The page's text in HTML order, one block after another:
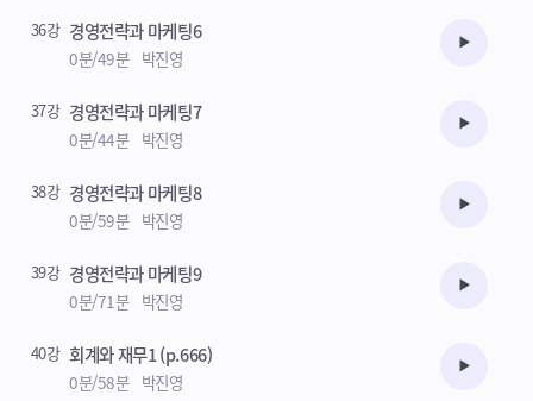
36강 경영전략과 마케팅6
0분/49분 박진영 수강준비
37강 경영전략과 마케팅7
0분/44분 박진영 수강준비
38강 경영전략과 마케팅8
0분/59분 박진영 수강준비
39강 경영전략과 마케팅9
0분/71분 박진영 수강준비
40강 회계와 재무1 (p.666)
0분/58분 박진영 수강준비